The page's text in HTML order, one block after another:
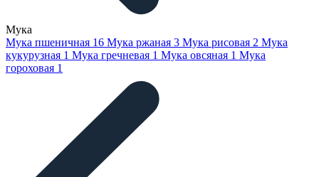
Мука
Мука пшеничная 16 Мука ржаная 3 Мука рисовая 2 Мука
кукурузная 1 Мука гречневая 1 Мука овсяная 1 Мука
гороховая 1